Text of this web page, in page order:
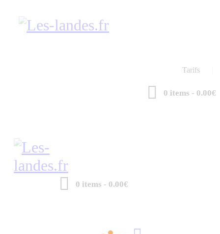
Tarifs
0 items - 0.00€
0 items - 0.00€